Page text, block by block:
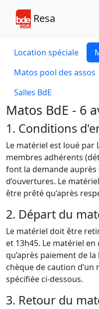
Resa
Location spéciale
Matos pool des assos
Salles BdE
Matos BdE - 6
1. Conditions
Le matériel est loué par
membres adhérents
font la demande auprès
d’ouvertures. Le
être prêté qu’après
2. Départ du
Le matériel doit être
et 13h45. Le matériel
qu’après paiement de
chèque de caution
spécifiée ci-dessous.
3. Retour du